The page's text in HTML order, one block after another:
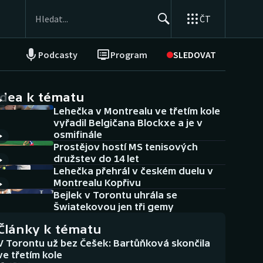
ČT
Podcasty Program SLEDOVAT
NEPŘEHLÉDNĚTE
Historické návraty
Aplikace ČT sport
AZ kvíz
k tématu
Lehečka v Montrealu ve třetím kole
vyřadil Belgičana Blockxe a je v
osmifinále
Prostějov hostí MS tenisových
družstev do 14 let
Lehečka přehrál v českém duelu v
Montrealu Kopřivu
Bejlek v Torontu uhrála se
Šwiatekovou jen tři gemy
k tématu
Torontu už bez Češek: Bartůňková skončila
třetím kole